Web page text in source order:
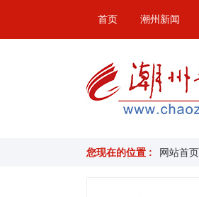
首页 潮州新闻
您现在的位置 : 网站首页